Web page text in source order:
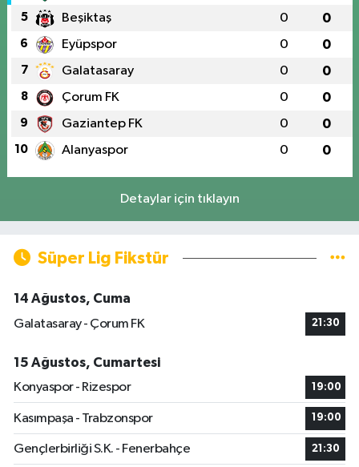
5 Beşiktaş 0 0
6 Eyüpspor 0 0
7 Galatasaray 0 0
8 Çorum FK 0 0
9 Gaziantep FK 0 0
10 Alanyaspor 0 0
Detaylar için tıklayın
Süper Lig Fikstür
14 Ağustos, Cuma
Galatasaray - Çorum FK
21:30
15 Ağustos, Cumartesi
Konyaspor - Rizespor
19:00
Kasımpaşa - Trabzonspor 19:00
Gençlerbirliği S.K. - Fenerbahçe 21:30